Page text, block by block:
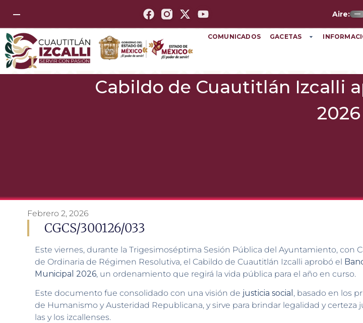
— Aire: —
COMUNICADOS GACETAS
Cabildo de Cuautitlán Izcalli
2026
Febrero 2, 2026
CGCS/300126/033
Este viernes, durante la Trigesimoséptima Sesión Pública del Ayuntamiento, con
de Ordinaria de Régimen Resolutiva, el Cabildo de Cuautitlán Izcalli aprobó el
Municipal 2026, un ordenamiento que regirá la vida pública para el año en curso.
Este documento fue consolidado con una visión de justicia social , basado en los
de Humanismo y Austeridad Republicana, y sirve para brindar legalidad y certeza
las y los izcallenses.